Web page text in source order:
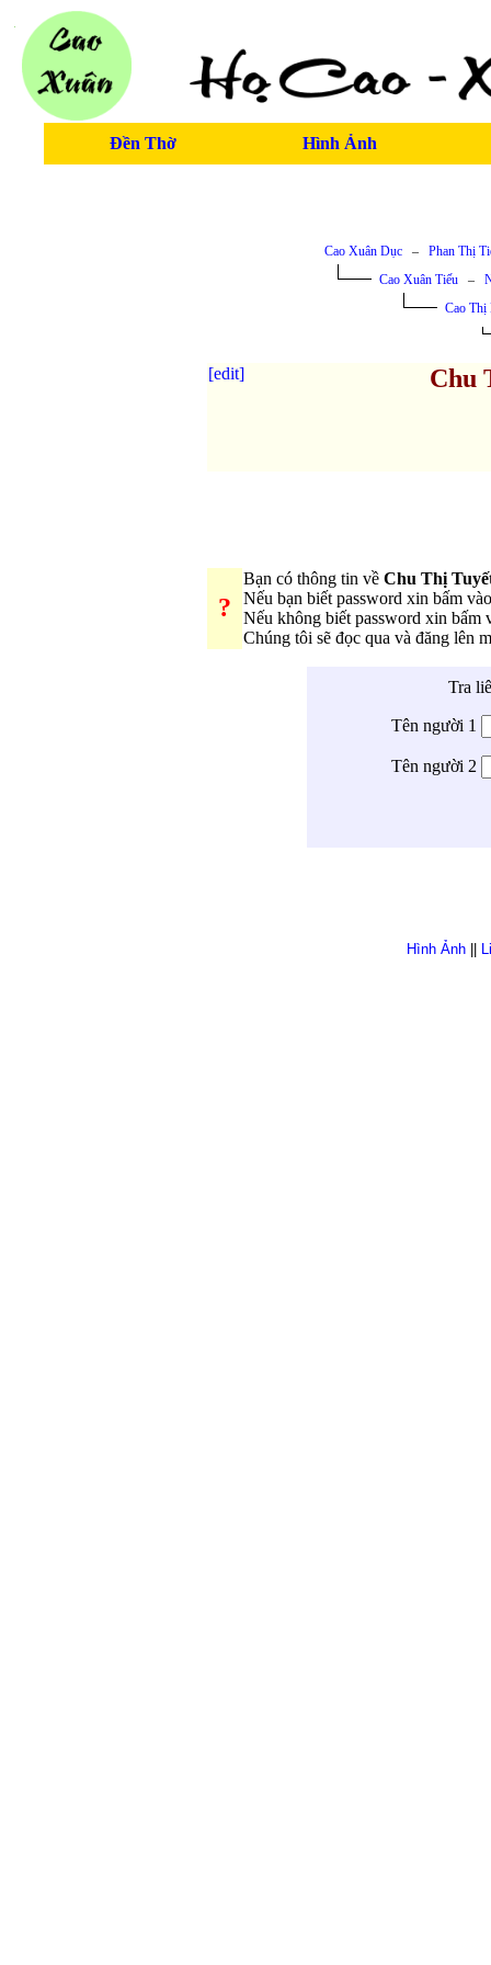
Đền Thờ Hình Ảnh
Cao Xuân Dục– Phan Thị
Cao Xuân Tiếu–
Cao Thị
[edit] Chu
?
Bạn có thông tin về Chu Thị
Nếu bạn biết password xin bấm
Nếu không biết password xin bấm
Chúng tôi sẽ đọc qua và đăng lên
Tra
Tên người 1
Tên người 2
Hình Ảnh